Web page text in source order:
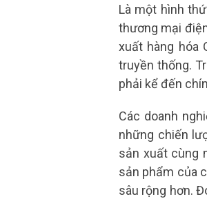
Là một hình
thương mại
xuất hàng hóa
truyền thống.
phải kể đến
Các doanh
những chiến
sản xuất cùng
sản phẩm của
sâu rộng hơn.